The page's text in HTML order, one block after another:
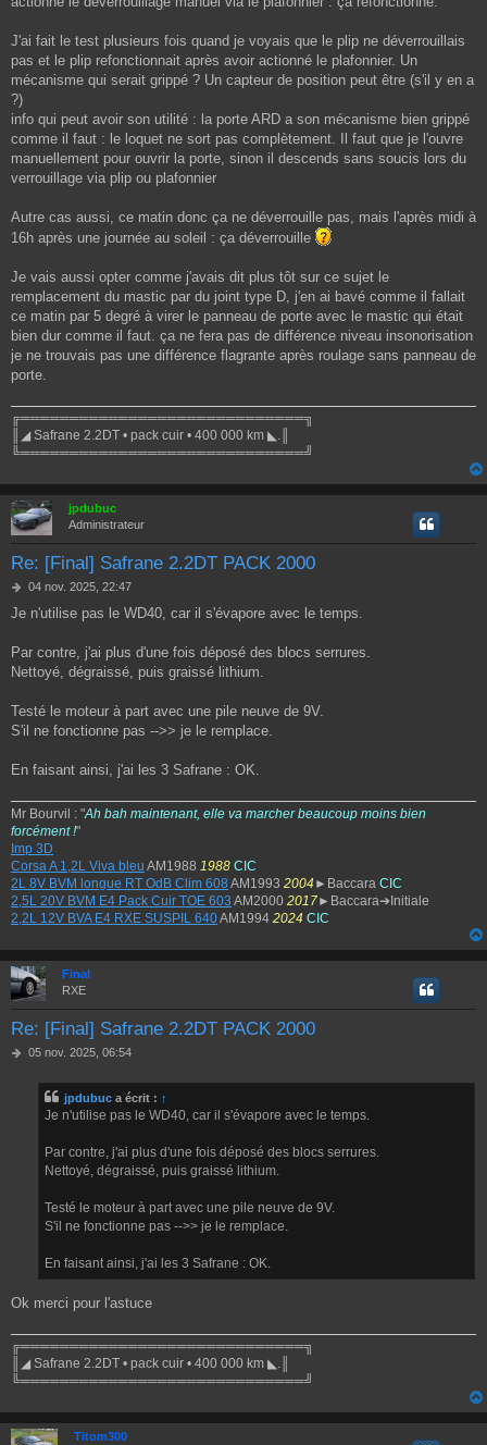
J'ai fait le test plusieurs fois quand je voyais que le plip ne déverrouillais
pas et le plip refonctionnait après avoir actionné le plafonnier. Un
mécanisme qui serait grippé ? Un capteur de position peut être (s'il y en a
?)
info qui peut avoir son utilité : la porte ARD a son mécanisme bien grippé
comme il faut : le loquet ne sort pas complètement. Il faut que je l'ouvre
manuellement pour ouvrir la porte, sinon il descends sans soucis lors du
verrouillage via plip ou plafonnier
Autre cas aussi, ce matin donc ça ne déverrouille pas, mais l'après midi à
16h après une journée au soleil : ça déverrouille
Je vais aussi opter comme j'avais dit plus tôt sur ce sujet le
remplacement du mastic par du joint type D, j'en ai bavé comme il fallait
ce matin par 5 degré à virer le panneau de porte avec le mastic qui était
bien dur comme il faut. ça ne fera pas de différence niveau insonorisation
je ne trouvais pas une différence flagrante après roulage sans panneau de
porte.
╔═════════════════════════════╗
║◢ Safrane 2.2DT • pack cuir • 400 000 km ◣.║
╚═════════════════════════════╝
jpdubuc
Administrateur
Re: [Final] Safrane 2.2DT PACK 2000
M
s
a
g
04 nov. 2025, 22:47
Je n'utilise pas le WD40, car il s'évapore avec le temps.
Par contre, j'ai plus d'une fois déposé des blocs serrures.
Nettoyé, dégraissé, puis graissé lithium.
Testé le moteur à part avec une pile neuve de 9V.
S'il ne fonctionne pas -->> je le remplace.
En faisant ainsi, j'ai les 3 Safrane : OK.
Mr Bourvil : "Ah bah maintenant, elle va marcher beaucoup moins bien
forcément !"
Imp 3D
Corsa A 1,2L Viva bleu AM1988 1988 CIC
2L 8V BVM longue RT OdB Clim 608 AM1993 2004 ►Baccara CIC
2,5L 20V BVM E4 Pack Cuir TOE 603 AM2000 2017►Baccara➔Initiale
2,2L 12V BVA E4 RXE SUSPIL 640AM1994 2024 CIC
Final
RXE
Re: [Final] Safrane 2.2DT PACK 2000
M
05 nov. 2025, 06:54
jpdubuc a écrit : ↑
Je n'utilise pas le WD40, car il s'évapore avec le temps.
Par contre, j'ai plus d'une fois déposé des blocs serrures.
Nettoyé, dégraissé, puis graissé lithium.
Testé le moteur à part avec une pile neuve de 9V.
S'il ne fonctionne pas -->> je le remplace.
En faisant ainsi, j'ai les 3 Safrane : OK.
Ok merci pour l'astuce
╔═════════════════════════════╗
║◢ Safrane 2.2DT • pack cuir • 400 000 km ◣.║
╚═════════════════════════════╝
Titom300